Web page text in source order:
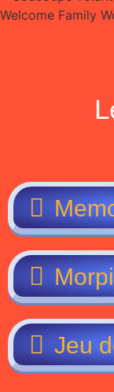
Jeu